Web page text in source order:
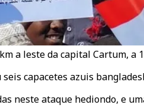
a leste da capital Cartum, a
capacetes azuis
neste ataque hediondo, e